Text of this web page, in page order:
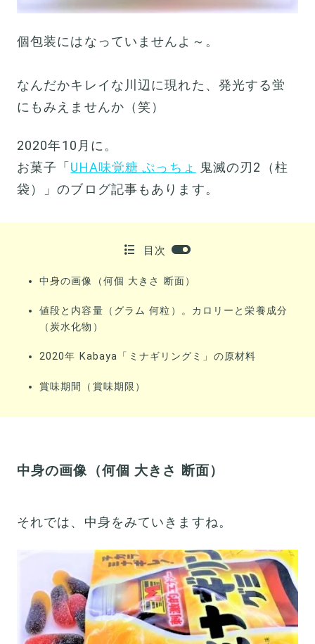
個包装にはなっていませんよ～。
なんだかキレイな川辺に現れた、発光する蛍
にもみえませんか（笑）
2020年10月に。
お菓子「 UHA味覚糖 ぷっちょ
鬼滅の刃2（柱
袋）」のブログ記事もあります。
目次
中身の画像（何個 大きさ 断面）
値段と内容量（グラム 何粒）。カロリーと栄養成分
（炭水化物）
2020年 Kabaya「ミナギリングミ」の原材料
賞味期間（賞味期限）
中身の画像（何個 大きさ 断面）
それでは、中身をみていきますね。